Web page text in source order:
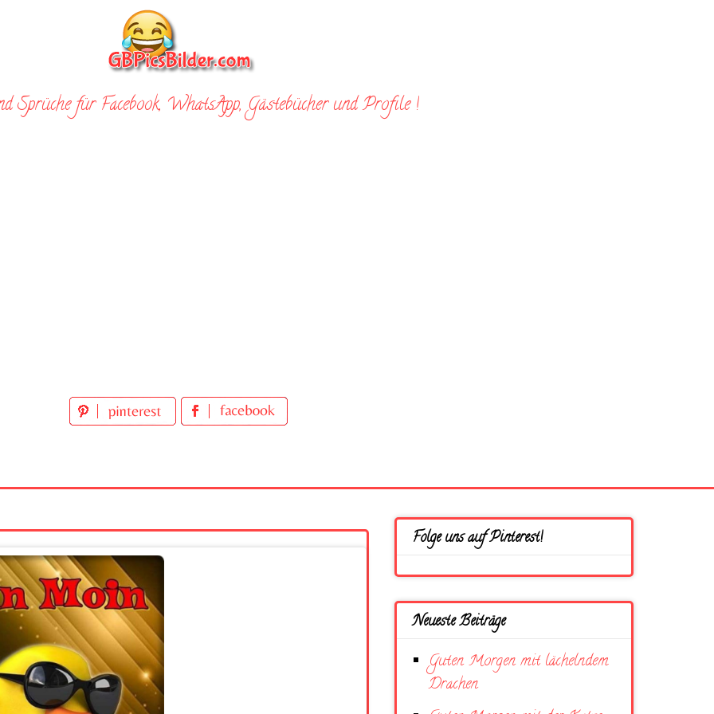
Sprüche für Facebook, WhatsApp, Gästebücher und Profile !
Folge uns auf Pinterest!
Neueste Beiträge
Guten Morgen mit lächelndem
Drachen